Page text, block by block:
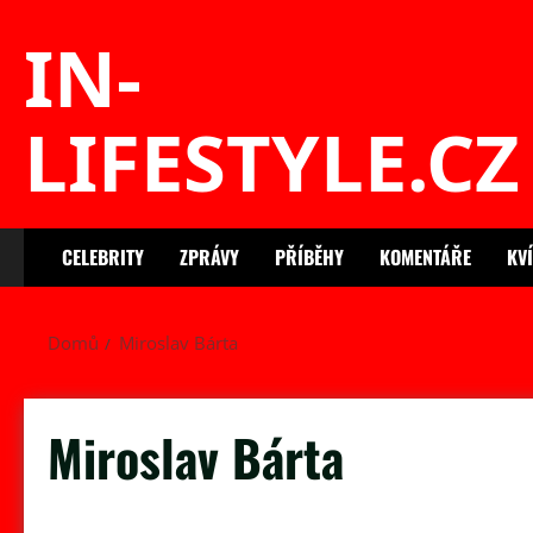
IN-
LIFESTYLE.CZ
CELEBRITY ZPRÁVY PŘÍBĚHY KOMENTÁŘE
Domů Miroslav Bárta
Miroslav Bárta